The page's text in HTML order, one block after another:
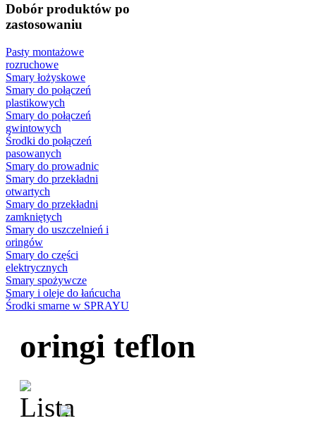
Dobór produktów po
zastosowaniu
Pasty montażowe
rozruchowe
Smary łożyskowe
Smary do połączeń
plastikowych
Smary do połączeń
gwintowych
Środki do połączeń
pasowanych
Smary do prowadnic
Smary do przekładni
otwartych
Smary do przekładni
zamkniętych
Smary do uszczelnień i
oringów
Smary do części
elektrycznych
Smary spożywcze
Smary i oleje do łańcucha
Środki smarne w SPRAYU
oringi teflon